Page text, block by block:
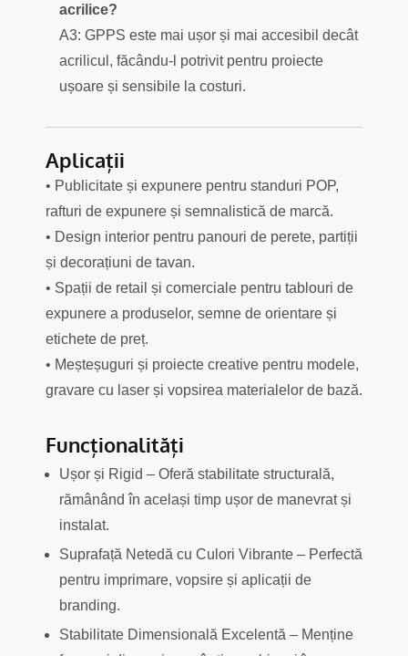
acrilice?
A3: GPPS este mai ușor și mai accesibil decât
acrilicul, făcându-l potrivit pentru proiecte
ușoare și sensibile la costuri.
Aplicații
• Publicitate și expunere pentru standuri POP,
rafturi de expunere și semnalistică de marcă.
• Design interior pentru panouri de perete, partiții
și decorațiuni de tavan.
• Spații de retail și comerciale pentru tablouri de
expunere a produselor, semne de orientare și
etichete de preț.
• Meșteșuguri și proiecte creative pentru modele,
gravare cu laser și vopsirea materialelor de bază.
Funcționalități
Ușor și Rigid – Oferă stabilitate structurală,
rămânând în același timp ușor de manevrat și
instalat.
Suprafață Netedă cu Culori Vibrante – Perfectă
pentru imprimare, vopsire și aplicații de
branding.
Stabilitate Dimensională Excelentă – Menține